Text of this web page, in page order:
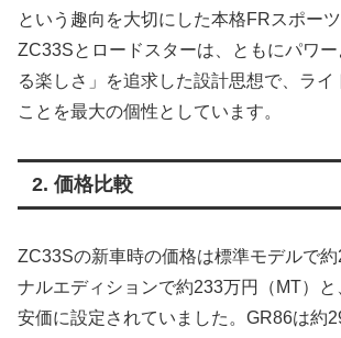
という趣向を大切にした本格FRスポー
ZC33Sとロードスターは、ともにパワ
る楽しさ」を追求した設計思想で、ライ
ことを最大の個性としています。
2. 価格比較
ZC33Sの新車時の価格は標準モデルで
ナルエディションで約233万円（MT）
安価に設定されていました。GR86は約